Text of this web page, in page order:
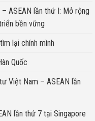
ASEAN lần thứ I: Mở rộng
bền vững
lại chính mình
Quốc
Việt Nam – ASEAN lần
lần thứ 7 tại Singapore